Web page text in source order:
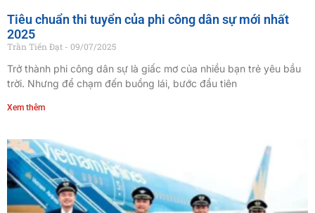
Tiêu chuẩn thi tuyển của phi công dân sự mới nhất
2025
Trần Tiến Đạt 09/07/2025
Trở thành phi công dân sự là giấc mơ của nhiều bạn trẻ yêu bầu
trời. Nhưng để chạm đến buồng lái, bước đầu tiên
Xem thêm